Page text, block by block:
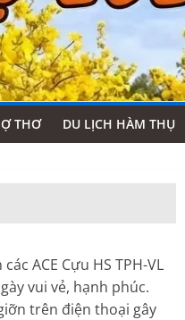
THƠ DU LỊCH HÀM THỤ
ACE Cựu HS TPH-VL
vui vẻ, hạnh phúc.
trên điện thoại gây